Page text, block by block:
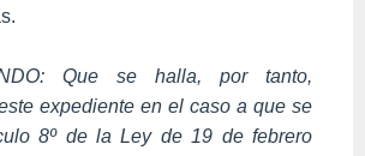
Que se halla, por tanto,
expediente en el caso a que se
8º de la Ley de 19 de febrero